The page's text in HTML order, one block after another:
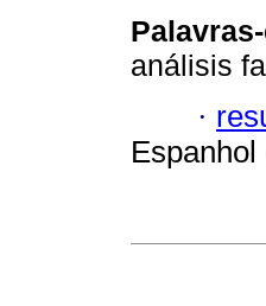
análisis
·
Espanhol